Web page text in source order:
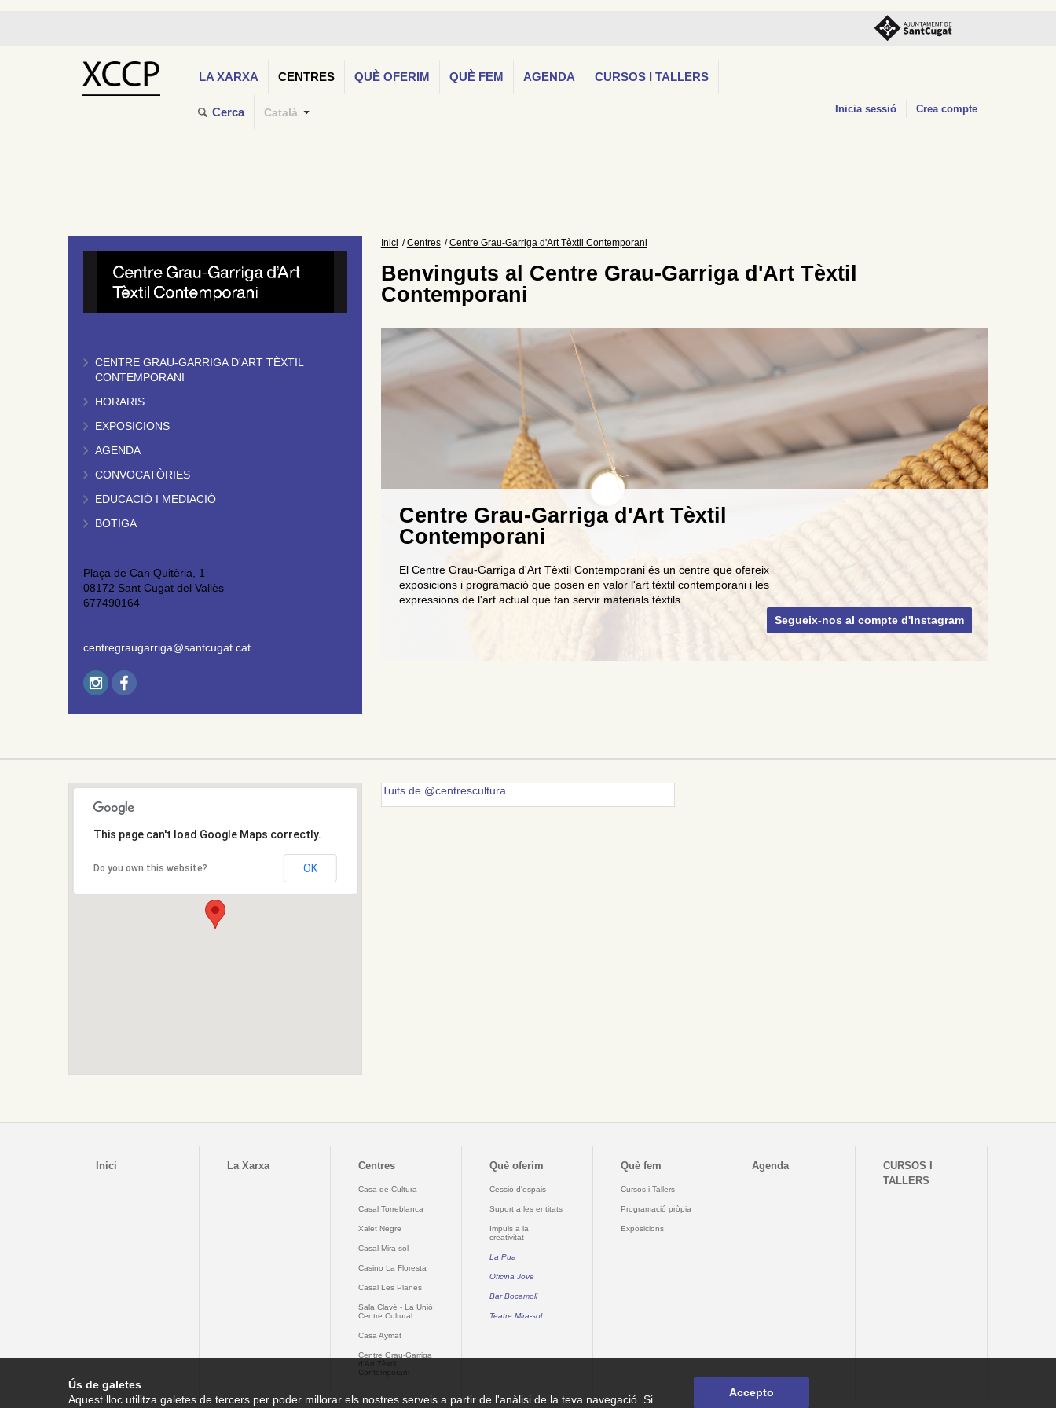
Ús de galetes
Aquest lloc utilitza galetes de tercers per poder millorar els nostres serveis a partir de l'anàlisi de la teva navegació. Si
Accepto
LA XARXA CENTRES QUÈ OFERIM QUÈ FEM AGENDA CURSOS I TALLERS
Cerca Català Inicia sessió Crea compte
CENTRE GRAU-GARRIGA D'ART TÈXTIL
CONTEMPORANI
HORARIS
EXPOSICIONS
AGENDA
CONVOCATÒRIES
EDUCACIÓ I MEDIACIÓ
BOTIGA
Plaça de Can Quitèria, 1
08172 Sant Cugat del Vallès
677490164
centregraugarriga@santcugat.cat
Inici Centres Centre Grau-Garriga d'Art Tèxtil Contemporani
Benvinguts al Centre Grau-Garriga d'Art Tèxtil
Contemporani
Centre Grau-Garriga d'Art Tèxtil
Contemporani
El Centre Grau-Garriga d'Art Tèxtil Contemporani és un centre que ofereix
exposicions i programació que posen en valor l'art tèxtil contemporani i les
expressions de l'art actual que fan servir materials tèxtils.
Segueix-nos al compte d'Instagram
This page can't load Google Maps correctly.
Do you own this website? OK
Tuits de @centrescultura
Inici La Xarxa Centres
Casa de Cultura
Casal Torreblanca
Xalet Negre
Casal Mira-sol
Casino La Floresta
Casal Les Planes
Sala Clavé - La Unió
Centre Cultural
Casa Aymat
Centre Grau-Garriga
d'Art Tèxtil
Contemporani
Què oferim
Cessió d'espais
Suport a les entitats
Impuls a la
creativitat
La Pua
Oficina Jove
Bar Bocamoll
Teatre Mira-sol
Què fem
Cursos i Tallers
Programació pròpia
Exposicions
Agenda
CURSOS I
TALLERS